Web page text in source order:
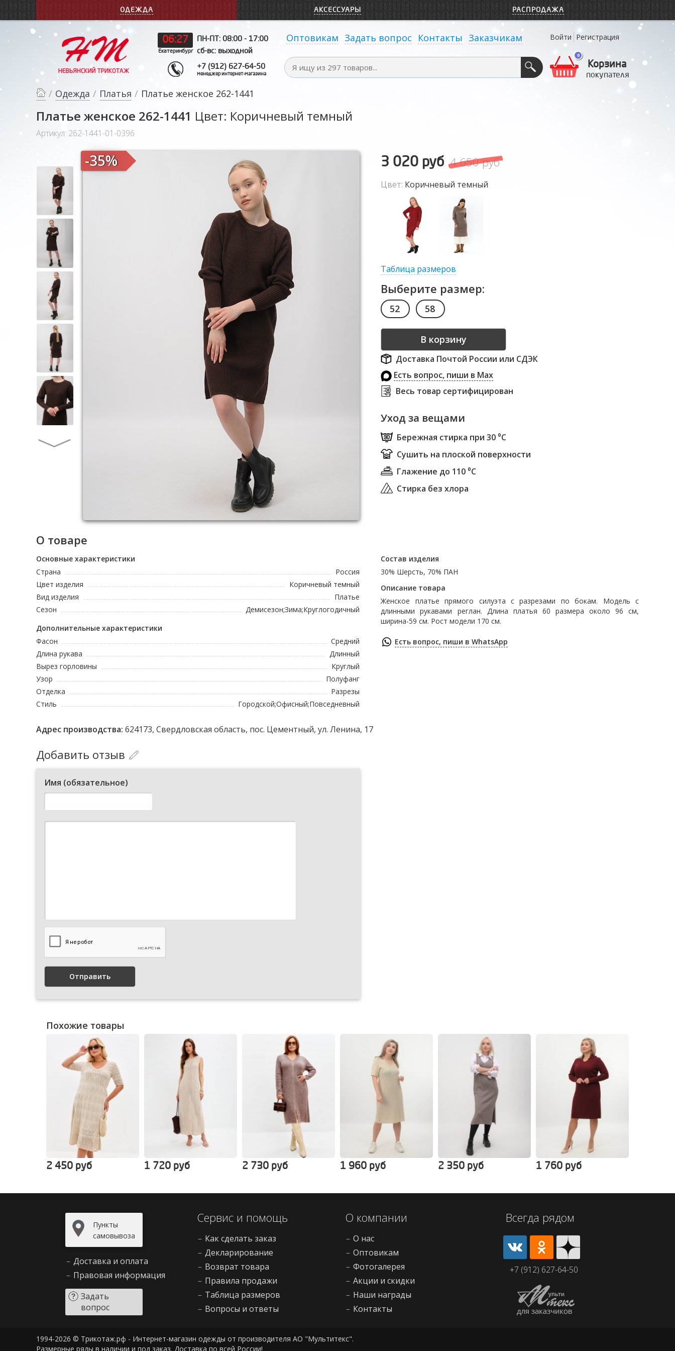
ОДЕЖДА АКСЕССУАРЫ РАСПРОДАЖА
06 27
Екатеринбург
ПН-ПТ: 08:00 - 17:00
сб-вс: выходной
+7 (912) 627-64-50
менеджер интернет-магазина
Оптовикам Задать вопрос Контакты Заказчикам Войти Регистрация
0
Корзина
покупателя
/ Одежда / Платья / Платье женское 262-1441
Платье женское 262-1441 Цвет: Коричневый темный
Артикул: 262-1441-01-0396
-35% 3 020 руб 4 650 руб
Цвет: Коричневый темный
Таблица размеров
Выберите размер:
52 58
Доставка Почтой России или СДЭК
Есть вопрос, пиши в Max
Весь товар сертифицирован
Уход за вещами
Бережная стирка при 30 ⁰С
Сушить на плоской поверхности
Глажение до 110 ⁰С
Стирка без хлора
О товаре
Основные характеристики
Страна
Россия
Цвет изделия
Коричневый темный
Вид изделия
Платье
Сезон
Демисезон;Зима;Круглогодичный
Дополнительные характеристики
Фасон
Средний
Длина рукава
Длинный
Вырез горловины
Круглый
Узор
Полуфанг
Отделка
Разрезы
Стиль
Городской;Офисный;Повседневный
Состав изделия
30% Шерсть, 70% ПАН
Описание товара
Женское платье прямого силуэта с разрезами по бокам. Модель с
длинными рукавами реглан. Длина платья 60 размера около 96 см,
ширина-59 см. Рост модели 170 см.
Есть вопрос, пиши в WhatsApp
Адрес производства: 624173, Свердловская область, пос. Цементный, ул. Ленина, 17
Добавить отзыв
Имя (обязательное)
Отправить
Похожие товары
2 450 руб 1 720 руб 2 730 руб 1 960 руб 2 350 руб 1 760 руб
Пункты
самовывоза
– Доставка и оплата
– Правовая информация
Задать
вопрос
Сервис и помощь
– Как сделать заказ
– Декларирование
– Возврат товара
– Правила продажи
– Таблица размеров
– Вопросы и ответы
О компании
– О нас
– Оптовикам
– Фотогалерея
– Акции и скидки
– Наши награды
– Контакты
Всегда рядом
+7 (912) 627-64-50
1994-2026 © Трикотаж.рф - Интернет-магазин одежды от производителя АО "Мультитекс".
Размерные ряды в наличии и под заказ. Доставка по всей России!